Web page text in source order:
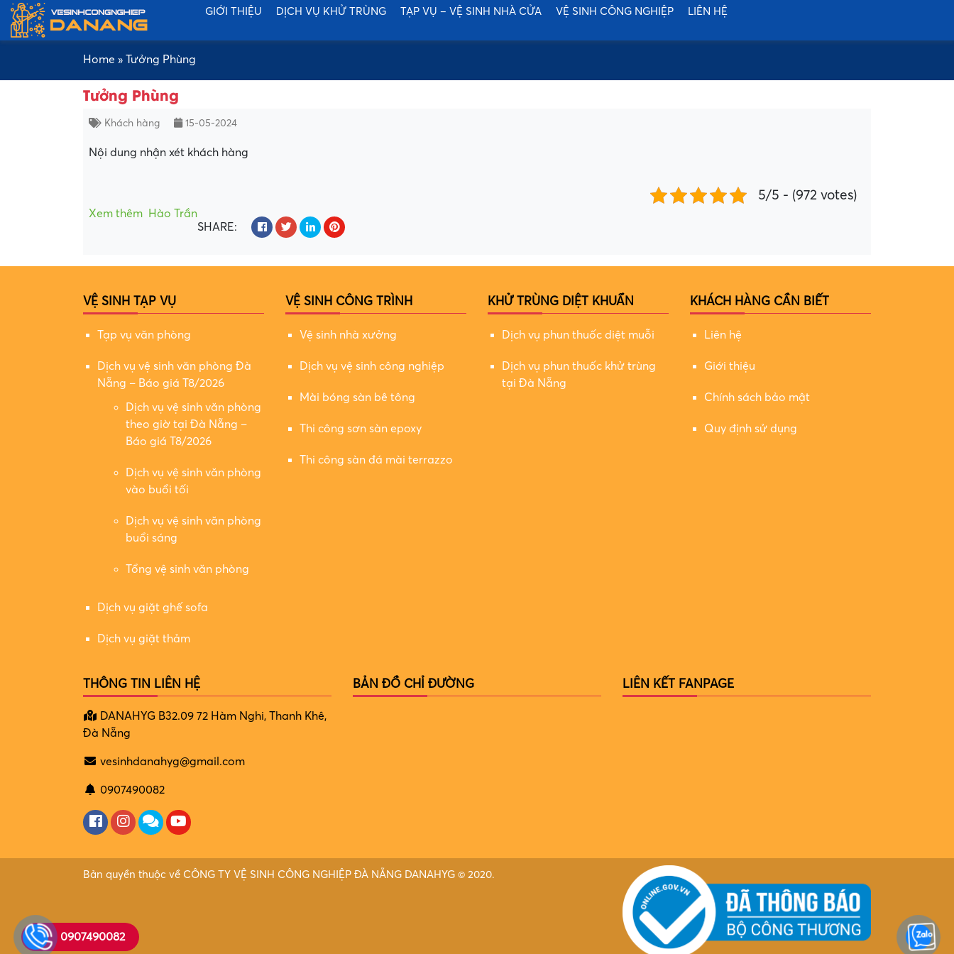
GIỚI THIỆU DỊCH VỤ KHỬ TRÙNG TẠP VỤ – VỆ SINH NHÀ CỬA VỆ SINH CÔNG NGHIỆP LIÊN HỆ
Home » Tưởng Phùng
Tưởng Phùng
Khách hàng 15-05-2024
Nội dung nhận xét khách hàng
5/5 - (972 votes)
Xem thêm Hào Trần
SHARE:
VỆ SINH TẠP VỤ
Tạp vụ văn phòng
Dịch vụ vệ sinh văn phòng Đà
Nẵng – Báo giá T8/2026
Dịch vụ vệ sinh văn phòng
theo giờ tại Đà Nẵng –
Báo giá T8/2026
Dịch vụ vệ sinh văn phòng
vào buổi tối
Dịch vụ vệ sinh văn phòng
buổi sáng
Tổng vệ sinh văn phòng
Dịch vụ giặt ghế sofa
Dịch vụ giặt thảm
VỆ SINH CÔNG TRÌNH
Vệ sinh nhà xưởng
Dịch vụ vệ sinh công nghiệp
Mài bóng sàn bê tông
Thi công sơn sàn epoxy
Thi công sàn đá mài terrazzo
KHỬ TRÙNG DIỆT KHUẨN
Dịch vụ phun thuốc diệt muỗi
Dịch vụ phun thuốc khử trùng
tại Đà Nẵng
KHÁCH HÀNG CẦN BIẾT
Liên hệ
Giới thiệu
Chính sách bảo mật
Quy định sử dụng
THÔNG TIN LIÊN HỆ
DANAHYG B32.09 72 Hàm Nghi, Thanh Khê,
Đà Nẵng
vesinhdanahyg@gmail.com
0907490082
BẢN ĐỒ CHỈ ĐƯỜNG LIÊN KẾT FANPAGE
Bản quyền thuộc về CÔNG TY VỆ SINH CÔNG NGHIỆP ĐÀ NẴNG DANAHYG © 2020.
0907490082